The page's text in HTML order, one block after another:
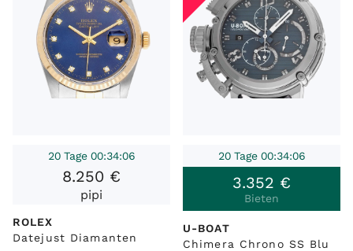
20 Tage 00:34:06
8.250 €
pipi
ROLEX
Datejust Diamanten
20 Tage 00:34:06
3.352 €
Bieten
U-BOAT
Chimera Chrono SS Blu